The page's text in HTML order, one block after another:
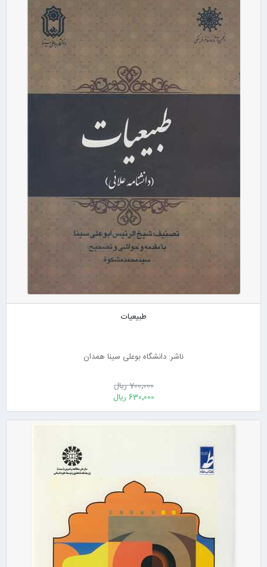
طبیعیات
ناشر: دانشگاه بوعلی سینا همدان
700٬000 ریال
630٬000 ریال